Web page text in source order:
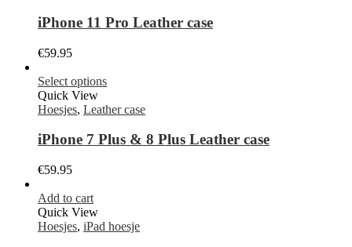
iPhone 11 Pro Leather case
€59.95
Select options
Quick View
Hoesjes, Leather case
iPhone 7 Plus & 8 Plus Leather case
€59.95
Add to cart
Quick View
Hoesjes, iPad hoesje